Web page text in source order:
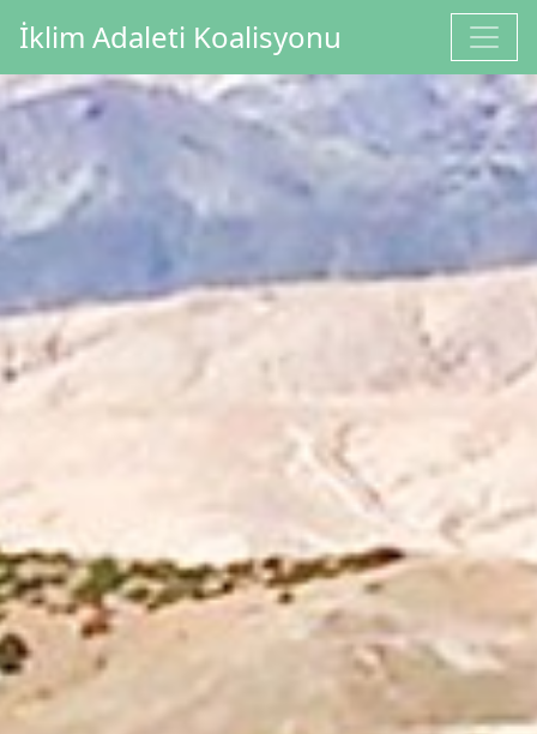
İçeriğe geç
Ana gezinti
İklim Adaleti Koalisyonu